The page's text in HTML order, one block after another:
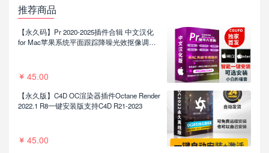
推荐商品
【永久码】Pr 2020-2025插件合辑 中文汉化
for Mac苹果系统平面跟踪降噪光效抠像调色
45.00
【永久版】C4D OC渲染器插件Octane Render
2022.1 R8一键安装版支持C4D R21-2023
45.00